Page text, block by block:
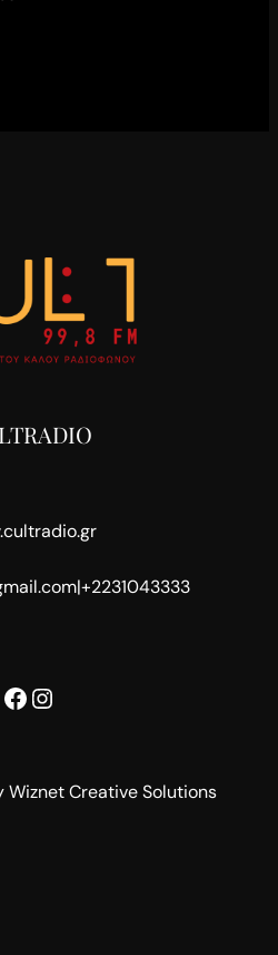
|+2231043333
Facebook
Instagram
Wiznet Creative Solutions